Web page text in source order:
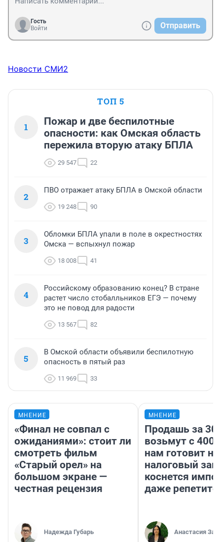
Гость
Войти
Отправить
Новости СМИ2
ТОП 5
1
Пожар и две беспилотные
опасности: как Омская область
пережила вторую атаку БПЛА
29 547 22
2
ПВО отражает атаку БПЛА в Омской области
19 248 90
3
Обломки БПЛА упали в поле в окрестностях
Омска — вспыхнул пожар
18 008 41
4
Российскому образованию конец? В стране
растет число стобалльников ЕГЭ — почему
это не повод для радости
13 567 82
5
В Омской области объявили беспилотную
опасность в пятый раз
11 969 33
МНЕНИЕ
«Финал не совпал с
ожиданиями»: стоит ли
смотреть фильм
«Старый орел» на
большом экране —
честная рецензия
Надежда Губарь
МНЕНИЕ
Продашь за
возьмут с
нам готовит
налоговый
коснется
даже
Анастасия